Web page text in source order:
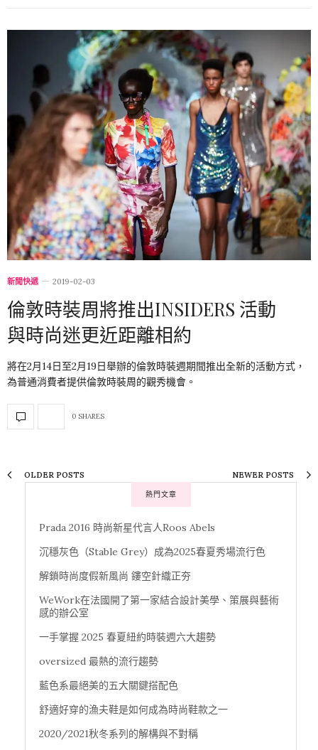
新聞快遞 2019-02-03
倫敦時裝周將推出INSIDERS 活動
與時尚迷更近距離相約
將在2月14日至2月19日舉辦的倫敦時裝週期間推出全新的活動方式，
為普通消費者提供倫敦時裝周的觀秀機會。
0 SHARES
OLDER POSTS NEWER POSTS
熱門文章
Prada 2016 時尚新星代言人Roos Abels
沉穩灰色（Stable Grey）成為2025春夏秀場流行色
解鎖時尚度假新風尚 鏤空針織正夯
WeWork在法國開了第一家結合設計美學、策展與藝術
感的辦公室
一手掌握 2025 春夏紐約時裝週六大趨勢
oversized 最熱的流行趨勢
藍色系最絕美的五大關鍵搭配色
舒適好穿的漁夫鞋是如何成為時尚鞋款之一
2020/2021秋冬系列的解構與不對稱